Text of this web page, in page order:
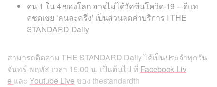
คน 1 ใน 4 ของโลก อาจไม่ได้วัคซีนโควิด-19 – ดีแท
คชดเชย ‘คนละครึ่ง’ เป็นส่วนลดค่าบริการ I THE
STANDARD Daily
สามารถติดตาม THE STANDARD Daily ได้เป็นประจำทุกวัน
จันทร์-พฤหัส เวลา 19.00 น. เป็นต้นไป ที่ Facebook Liv
e และ Youtube Live ของ thestandardth